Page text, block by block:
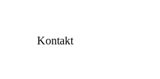
Kontakt